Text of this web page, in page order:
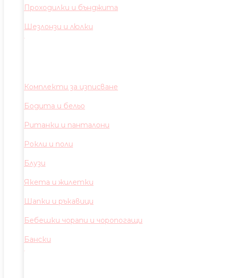
Проходилки и бънджита
Шезлонзи и люлки
Комплекти за изписване
Бодита и бельо
Ританки и панталони
Рокли и поли
Блузи
Якета и жилетки
Шапки и ръкавици
Бебешки чорапи и чоропогащи
Бански